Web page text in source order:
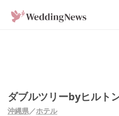
ダブルツリーbyヒルト
沖縄県／ホテル